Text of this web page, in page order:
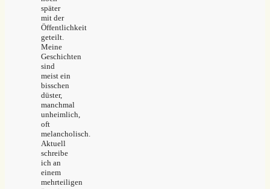
später
mit der
Öffentlichkeit
geteilt.
Meine
Geschichten
sind
meist ein
bisschen
düster,
manchmal
unheimlich,
oft
melancholisch.
Aktuell
schreibe
ich an
einem
mehrteiligen